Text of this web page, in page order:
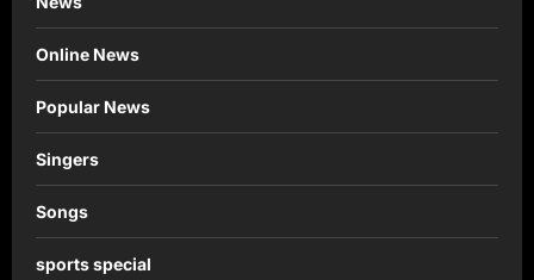
Online News
Popular News
Singers
Songs
sports special